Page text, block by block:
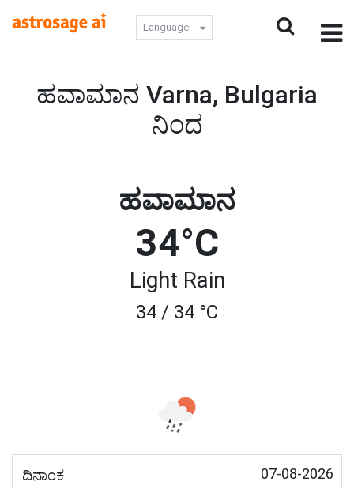
Language
ಹವಾಮಾನ Varna, Bulgaria
ನಿಂದ
ಹವಾಮಾನ
34°C
Light Rain
34 / 34 °C
ದಿನಾಂಕ 07-08-2026